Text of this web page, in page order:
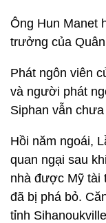
Ông Hun Manet
trưởng của
Phát ngôn viên
và người phát
Siphan vẫn
Hồi năm ngoái,
quan ngại sau
nhà được Mỹ tài
đã bị phá bỏ.
tỉnh